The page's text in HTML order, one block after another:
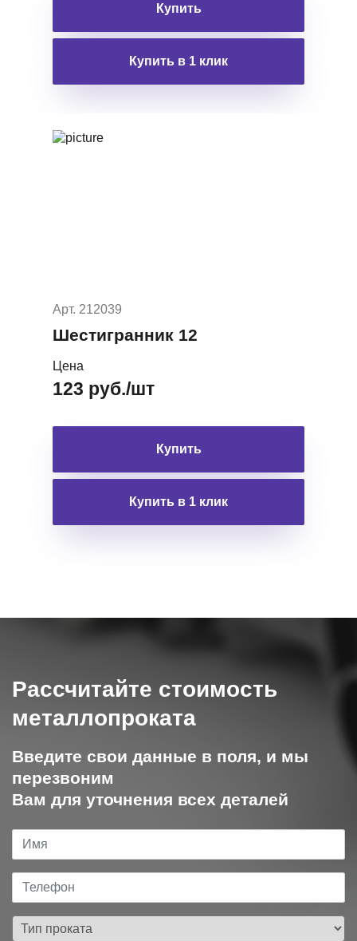
Купить
Купить в 1 клик
Арт. 212039
Шестигранник 12
Цена
123 руб./шт
Купить
Купить в 1 клик
Рассчитайте стоимость
металлопроката
Введите свои данные в поля, и мы
перезвоним
Вам для уточнения всех деталей